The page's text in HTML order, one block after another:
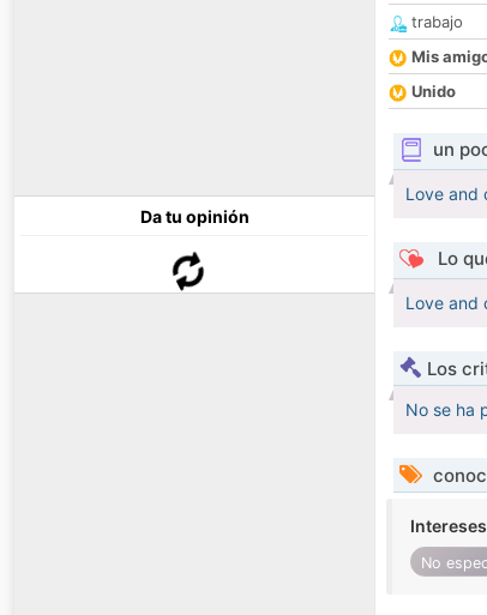
Da tu opinión
trabajo
Mis
Unido
un
Love and
Lo
Love and
Los
No se ha
Intereses
No